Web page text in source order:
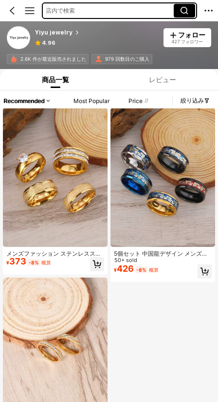
店内で検索
Yiyu jewelry
4.96
フォロー
427 フォロワー
2.6K 件が最近販売されました 979 回数目のご購入
商品一覧 レビュー
Recommended Most Popular Price 絞り込み
メンズファッション ステンレススチ
ールリングセット 4個入り、ステン
レスジュエリー、デイリーウェアに
レンドやカップルへのギフトに
¥373 -8% 概算
5個セット 中国龍デザイン メンズフ
ァッションステンレスリング、アレ
ルギーフリー、ジュエリー 毎日着用
または バレンタインデー、母の日の
50+ sold
¥426 -8% 概算